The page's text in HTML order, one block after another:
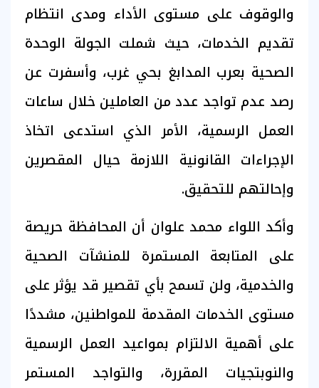
والوقوف على مستوى الأداء ومدى انتظام
تقديم الخدمات، حيث شملت الجولة الوحدة
الصحية بعرب المدابغ بحي غرب، وأسفرت عن
رصد عدم تواجد عدد من العاملين خلال ساعات
العمل الرسمية، الأمر الذي استدعى اتخاذ
الإجراءات القانونية اللازمة حيال المقصرين
وإحالتهم للتحقيق.
وأكد اللواء محمد علوان أن المحافظة حريصة
على المتابعة المستمرة للمنشآت الصحية
والخدمية، ولن تسمح بأي تقصير قد يؤثر على
مستوى الخدمات المقدمة للمواطنين، مشددًا
على أهمية الالتزام بمواعيد العمل الرسمية
والنوبتجيات المقررة، والتواجد المستمر